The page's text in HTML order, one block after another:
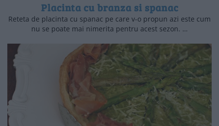
Placinta cu branza si spanac
Reteta de placinta cu spanac pe care v-o propun azi este cum
nu se poate mai nimerita pentru acest sezon. …